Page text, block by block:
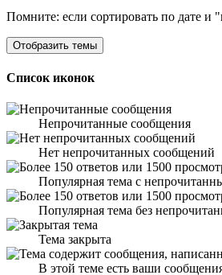
Помните: если сортировать по дате
Список иконок
Непрочитанные сообщения
Нет непрочитанных сообщений
Популярная тема с
Популярная тема без
Тема закрыта
В этой теме есть ваши